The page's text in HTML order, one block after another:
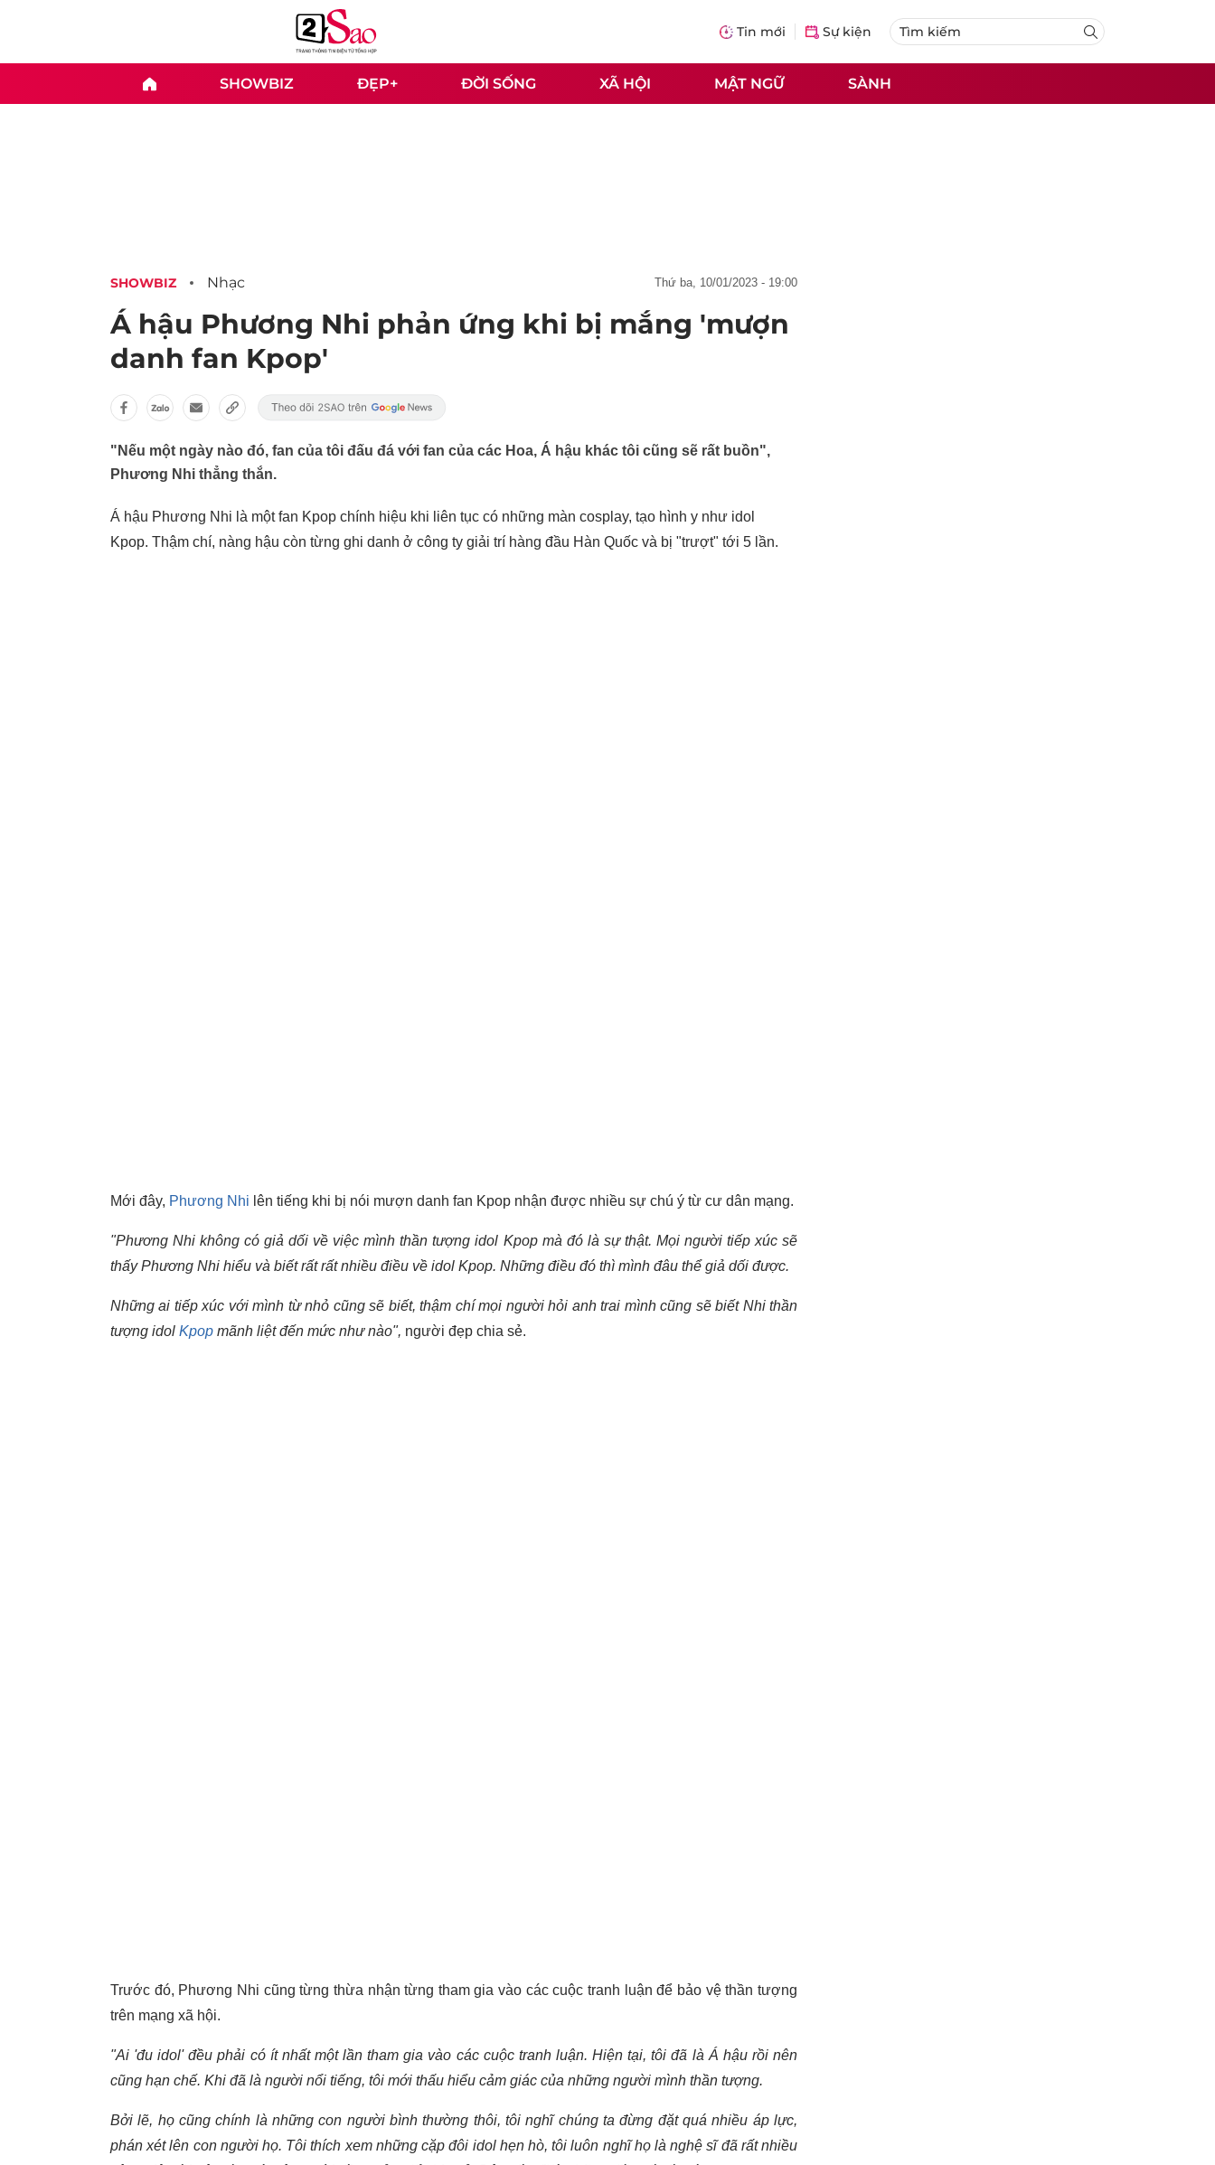
Tin mới Sự kiện
SHOWBIZ ĐẸP+ ĐỜI SỐNG XÃ HỘI MẬT NGỮ SÀNH
SHOWBIZ Nhạc thứ ba, 10/01/2023 - 19:00
Á hậu Phương Nhi phản ứng khi bị mắng 'mượn
danh fan Kpop'
"Nếu một ngày nào đó, fan của tôi đấu đá với fan của các Hoa, Á hậu khác tôi cũng sẽ rất buồn",
Phương Nhi thẳng thắn.
Á hậu Phương Nhi là một fan Kpop chính hiệu khi liên tục có những màn cosplay, tạo hình y như idol
Kpop. Thậm chí, nàng hậu còn từng ghi danh ở công ty giải trí hàng đầu Hàn Quốc và bị "trượt" tới 5 lần.
Mới đây, Phương Nhi lên tiếng khi bị nói mượn danh fan Kpop nhận được nhiều sự chú ý từ cư dân mạng.
"Phương Nhi không có giả dối về việc mình thần tượng idol Kpop mà đó là sự thật. Mọi người tiếp xúc sẽ
thấy Phương Nhi hiểu và biết rất rất nhiều điều về idol Kpop. Những điều đó thì mình đâu thể giả dối được.
Những ai tiếp xúc với mình từ nhỏ cũng sẽ biết, thậm chí mọi người hỏi anh trai mình cũng sẽ biết Nhi thần
tượng idol Kpop mãnh liệt đến mức như nào", người đẹp chia sẻ.
Trước đó, Phương Nhi cũng từng thừa nhận từng tham gia vào các cuộc tranh luận để bảo vệ thần tượng
trên mạng xã hội.
"Ai 'đu idol' đều phải có ít nhất một lần tham gia vào các cuộc tranh luận. Hiện tại, tôi đã là Á hậu rồi nên
cũng hạn chế. Khi đã là người nổi tiếng, tôi mới thấu hiểu cảm giác của những người mình thần tượng.
Bởi lẽ, họ cũng chính là những con người bình thường thôi, tôi nghĩ chúng ta đừng đặt quá nhiều áp lực,
phán xét lên con người họ. Tôi thích xem những cặp đôi idol hẹn hò, tôi luôn nghĩ họ là nghệ sĩ đã rất nhiều